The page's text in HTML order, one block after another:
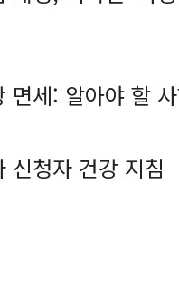
면세: 알아야 할
신청자 건강 지침